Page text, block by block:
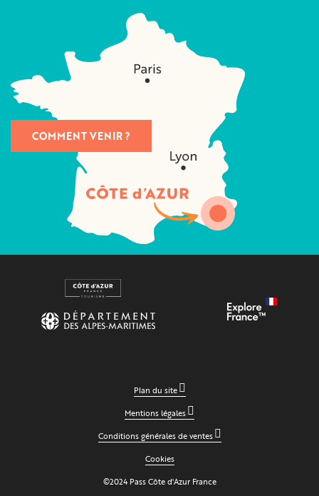
COMMENT VENIR ?
Plan du site
Mentions légales
Conditions générales de ventes
Cookies
©2024 Pass Côte d'Azur France